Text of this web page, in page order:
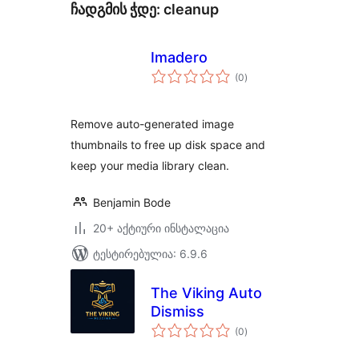
ჩადგმის ჭდე: cleanup
Imadero
(0საერთო
რეიტინგი
)
Remove auto-generated image
thumbnails to free up disk space and
keep your media library clean.
Benjamin Bode
20+ აქტიური ინსტალაცია
ტესტირებულია: 6.9.6
The Viking Auto
Dismiss
(0საერთო
რეიტინგი
)